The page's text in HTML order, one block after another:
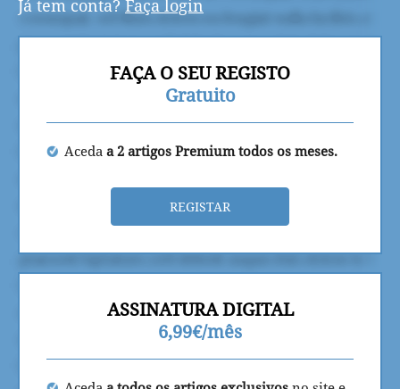
Já tem conta? Faça login
FAÇA O SEU REGISTO
Gratuito
Aceda a 2 artigos Premium todos os meses.
REGISTAR
ASSINATURA DIGITAL
6,99€/mês